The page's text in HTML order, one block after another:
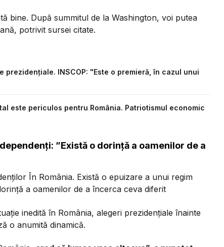
bine. După summitul de la Washington, voi putea
potrivit sursei citate.
INSCOP: "Este o premieră, în cazul unui
este periculos pentru România. Patriotismul economic
”Există o dorință a oamenilor de a
În România. Există o epuizare a unui regim
a oamenilor de a încerca ceva diferit
inedită în România, alegeri prezidențiale înainte
o anumită dinamică.